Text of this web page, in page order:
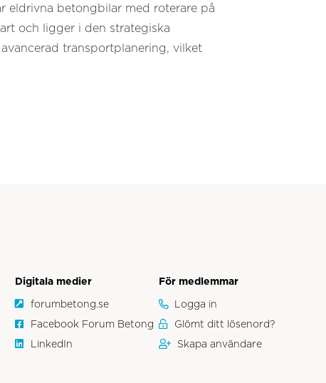
eldrivna betongbilar med roterare på
och ligger i den strategiska
transportplanering, vilket
Digitala medier
forumbetong.se
Facebook Forum Betong
LinkedIn
För medlemmar
Logga in
Glömt ditt lösenord?
Skapa användare